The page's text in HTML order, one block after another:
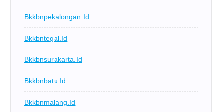
Bkkbnpekalongan.id
Bkkbntegal.id
Bkkbnsurakarta.id
Bkkbnbatu.id
Bkkbnmalang.id